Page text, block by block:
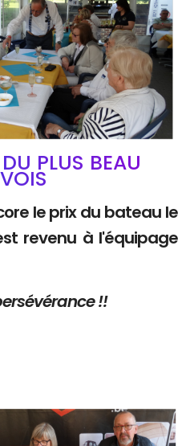
PLUS BEAU
le prix du bateau le
revenu à l'équipage
!!